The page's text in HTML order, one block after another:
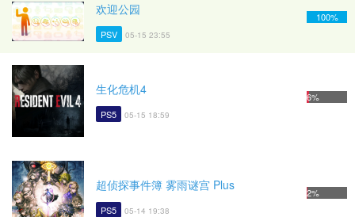
欢迎公园
PSV 05-15 23:55
100%
生化危机4
PS5 05-15 18:59
6%
超侦探事件簿 雾雨谜宫 Plus
PS5 05-14 19:38
2%